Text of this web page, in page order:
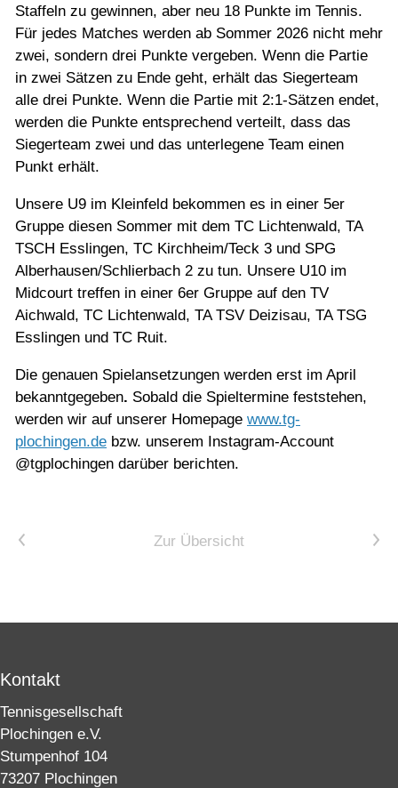
Staffeln zu gewinnen, aber neu 18 Punkte im Tennis.
Für jedes Matches werden ab Sommer 2026 nicht mehr
zwei, sondern drei Punkte vergeben. Wenn die Partie
in zwei Sätzen zu Ende geht, erhält das Siegerteam
alle drei Punkte. Wenn die Partie mit 2:1-Sätzen endet,
werden die Punkte entsprechend verteilt, dass das
Siegerteam zwei und das unterlegene Team einen
Punkt erhält.
Unsere U9 im Kleinfeld bekommen es in einer 5er
Gruppe diesen Sommer mit dem TC Lichtenwald, TA
TSCH Esslingen, TC Kirchheim/Teck 3 und SPG
Alberhausen/Schlierbach 2 zu tun. Unsere U10 im
Midcourt treffen in einer 6er Gruppe auf den TV
Aichwald, TC Lichtenwald, TA TSV Deizisau, TA TSG
Esslingen und TC Ruit.
Die genauen Spielansetzungen werden erst im April
bekanntgegeben. Sobald die Spieltermine feststehen,
werden wir auf unserer Homepage www.tg-
plochingen.de bzw. unserem Instagram-Account
@tgplochingen darüber berichten.
Vorheriger Artikel Zur Übersicht Nächster Artikel
Kontakt
Tennisgesellschaft
Plochingen e.V.
Stumpenhof 104
73207 Plochingen